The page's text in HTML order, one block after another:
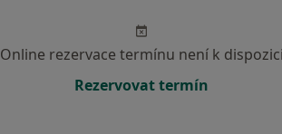
Online rezervace termínu není k dispozici
Rezervovat termín